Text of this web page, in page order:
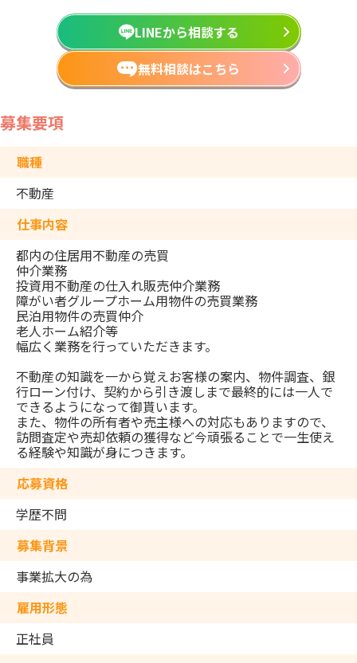
LINEから相談する
無料相談はこちら
募集要項
職種
不動産
仕事内容
都内の住居用不動産の売買
仲介業務
投資用不動産の仕入れ販売仲介業務
障がい者グループホーム用物件の売買業務
民泊用物件の売買仲介
老人ホーム紹介等
幅広く業務を行っていただきます。
不動産の知識を一から覚えお客様の案内、物件調査、銀
行ローン付け、契約から引き渡しまで最終的には一人で
できるようになって御貰います。
また、物件の所有者や売主様への対応もありますので、
訪問査定や売却依頼の獲得など今頑張ることで一生使え
る経験や知識が身につきます。
応募資格
学歴不問
募集背景
事業拡大の為
雇用形態
正社員